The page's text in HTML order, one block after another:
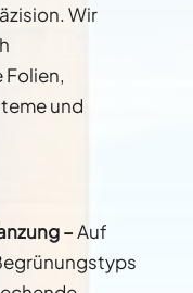
Wir
und
–Auf